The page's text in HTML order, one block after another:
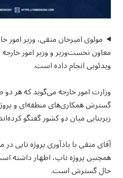
مولوی امیرخان متقی، وزیر امور
معاون نخست‌وزیر و وزیر امور
ویدئویی انجام داده است.
وزارت امور خارجه می‌گوید که هر دو
گسترش همکاری‌های منطقه‌ای و
زیربنایی میان دو کشور گفتگو
آقای متقی با یادآوری پروژه تاپی
همچنین پروژه تاپ، اظهار داشته
حال گسترش است.